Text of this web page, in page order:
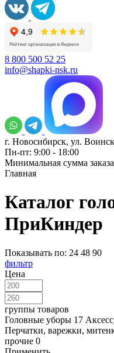
8 800 500 52 25
info@shapki-nsk.ru
г. Новосибирск, ул.
Пн-пт: 9:00 - 18:00
Минимальная сумма
Главная
Каталог
ПриКиндер
Показывать по: 24 48 90
фильтр
Цена
группы товаров
Головные уборы 17
Перчатки, варежки,
прочие 0